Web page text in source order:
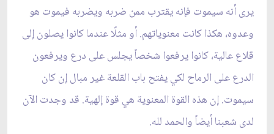
يرى أنه سيموت فإنه يقترب ممن ضربه ويضربه فيموت هو
وعدوه، هكذا كانت معنوياتهم. أو مثلًا عندما كانوا يصلون إلى
قلاع‏ عالية، كانوا يرفعوا شخصاً يجلس على درع ويرفعون
الدرع على الرماح لكي يفتح باب القلعة غير مبال إن كان
سيموت. إن هذه القوة المعنوية هي قوة إلهية. قد وجدت الآن
لدى شعبنا أيضاً والحمد لله.